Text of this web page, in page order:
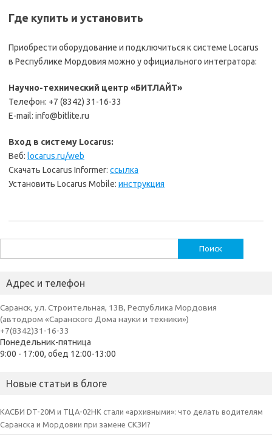
Где купить и установить
Приобрести оборудование и подключиться к системе Locarus
в Республике Мордовия можно у официального интегратора:
Научно-технический центр «БИТЛАЙТ»
Телефон: +7 (8342) 31-16-33
E-mail: info@bitlite.ru
Вход в систему Locarus:
Веб: locarus.ru/web
Скачать Locarus Informer: ссылка
Установить Locarus Mobile: инструкция
Адрес и телефон
Саранск, ул. Строительная, 13В, Республика Мордовия
(автодром «Саранского Дома науки и техники»)
+7(8342)31-16-33
Понедельник-пятница
9:00 - 17:00, обед 12:00-13:00
Новые статьи в блоге
КАСБИ DT-20M и ТЦА-02НК стали «архивными»: что делать водителям
Саранска и Мордовии при замене СКЗИ?